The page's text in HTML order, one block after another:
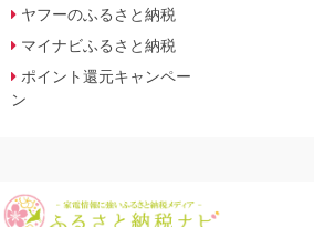
ヤフーのふるさと納税
マイナビふるさと納税
ポイント還元キャンペー
ン